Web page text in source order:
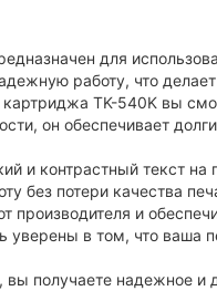
для
работу, что
TK-540K вы
он обеспечивает
и контрастный текст на
без потери качества
производителя и
в том, что ваша
получаете надежное и